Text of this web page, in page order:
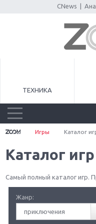
CNews
ТЕХНИКА
Игры Каталог
Каталог игр
Самый полный каталог игр.
Жанр:
приключения